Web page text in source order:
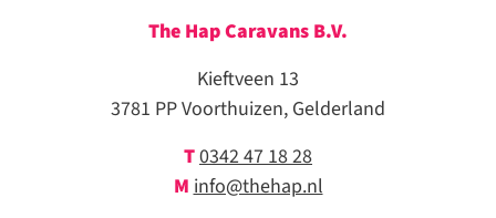
The Hap Caravans B.V.
Kieftveen 13
3781 PP Voorthuizen, Gelderland
T0342 47 18 28
M info@thehap.nl